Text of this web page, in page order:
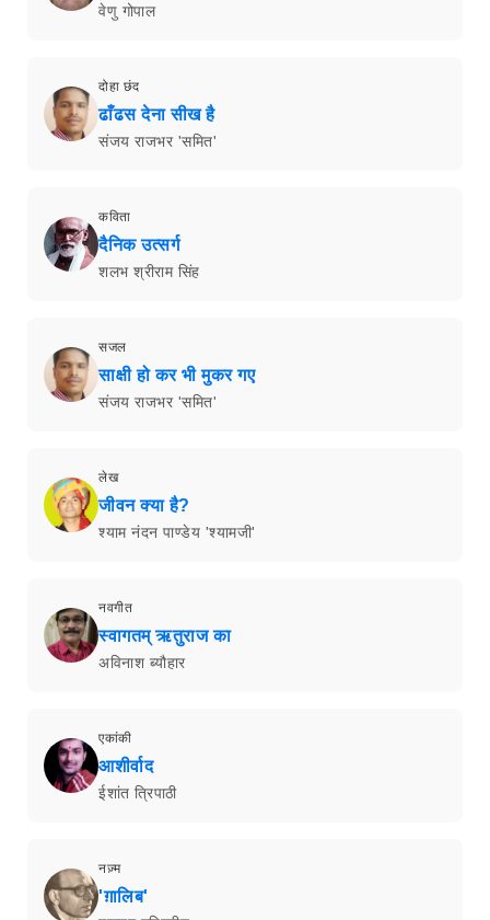
वेणु गोपाल
दोहा छंद
ढाँढस देना सीख है
संजय राजभर 'समित'
कविता
दैनिक उत्सर्ग
शलभ श्रीराम सिंह
सजल
साक्षी हो कर भी मुकर गए
संजय राजभर 'समित'
लेख
जीवन क्या है?
श्याम नंदन पाण्डेय 'श्यामजी'
नवगीत
स्वागतम् ऋतुराज का
अविनाश ब्यौहार
एकांकी
आशीर्वाद
ईशांत त्रिपाठी
नज़्म
'ग़ालिब'